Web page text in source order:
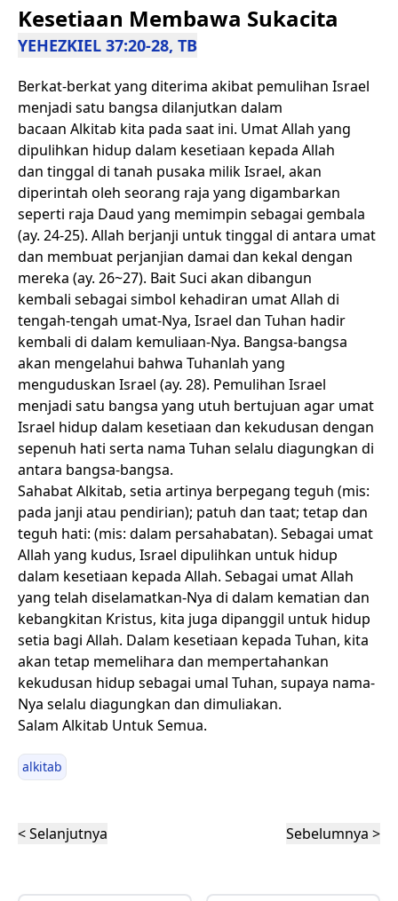
Kesetiaan Membawa Sukacita
YEHEZKIEL 37:20-28, TB
Berkat-berkat yang diterima akibat pemulihan Israel
menjadi satu bangsa dilanjutkan dalam
bacaan Alkitab kita pada saat ini. Umat Allah yang
dipulihkan hidup dalam kesetiaan kepada Allah
dan tinggal di tanah pusaka milik Israel, akan
diperintah oleh seorang raja yang digambarkan
seperti raja Daud yang memimpin sebagai gembala
(ay. 24-25). Allah berjanji untuk tinggal di antara umat
dan membuat perjanjian damai dan kekal dengan
mereka (ay. 26~27). Bait Suci akan dibangun
kembali sebagai simbol kehadiran umat Allah di
tengah-tengah umat-Nya, Israel dan Tuhan hadir
kembali di dalam kemuliaan-Nya. Bangsa-bangsa
akan mengelahui bahwa Tuhanlah yang
menguduskan Israel (ay. 28). Pemulihan Israel
menjadi satu bangsa yang utuh bertujuan agar umat
Israel hidup dalam kesetiaan dan kekudusan dengan
sepenuh hati serta nama Tuhan selalu diagungkan di
antara bangsa-bangsa.
Sahabat Alkitab, setia artinya berpegang teguh (mis:
pada janji atau pendirian); patuh dan taat; tetap dan
teguh hati: (mis: dalam persahabatan). Sebagai umat
Allah yang kudus, Israel dipulihkan untuk hidup
dalam kesetiaan kepada Allah. Sebagai umat Allah
yang telah diselamatkan-Nya di dalam kematian dan
kebangkitan Kristus, kita juga dipanggil untuk hidup
setia bagi Allah. Dalam kesetiaan kepada Tuhan, kita
akan tetap memelihara dan mempertahankan
kekudusan hidup sebagai umal Tuhan, supaya nama-
Nya selalu diagungkan dan dimuliakan.
Salam Alkitab Untuk Semua.
alkitab
< Selanjutnya Sebelumnya >